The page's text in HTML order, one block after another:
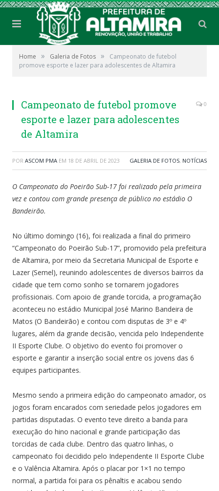
Home » Galeria de Fotos »
Campeonato de futebol
promove esporte e lazer para adolescentes de Altamira
Campeonato de futebol promove
esporte e lazer para adolescentes
de Altamira
0
POR ASCOM PMA EM 18 DE ABRIL DE 2023 GALERIA DE FOTOS, NOTÍCIAS
O Campeonato do Poeirão Sub-17 foi realizado pela primeira
vez e contou com grande presença de público no estádio O
Bandeirão.
No último domingo (16), foi realizada a final do primeiro
“Campeonato do Poeirão Sub-17”, promovido pela prefeitura
de Altamira, por meio da Secretaria Municipal de Esporte e
Lazer (Semel), reunindo adolescentes de diversos bairros da
cidade que tem como sonho se tornarem jogadores
profissionais. Com apoio de grande torcida, a programação
aconteceu no estádio Municipal José Marino Bandeira de
Matos (O Bandeirão) e contou com disputas de 3º e 4º
lugares, além da grande decisão, vencida pelo Independente
II Esporte Clube. O objetivo do evento foi promover o
esporte e garantir a inserção social entre os jovens das 6
equipes participantes.
Mesmo sendo a primeira edição do campeonato amador, os
jogos foram encarados com seriedade pelos jogadores em
partidas disputadas. O evento teve direito a banda para
execução do hino nacional e grande participação das
torcidas de cada clube. Dentro das quatro linhas, o
campeonato foi decidido pelo Independente II Esporte Clube
e o Valência Altamira. Após o placar por 1×1 no tempo
normal, a partida foi para os pênaltis e acabou sendo